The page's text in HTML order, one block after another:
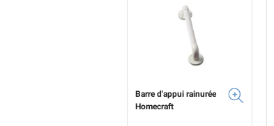
Barre d'appui rainurée
Homecraft